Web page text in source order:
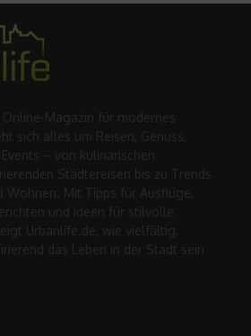
Magazin für modernes
sich alles um Reisen, Genuss,
– von kulinarischen
Städtereisen bis zu Trends
Wohnen. Mit Tipps für Ausflüge,
und Ideen für stilvolle
Urbanlife.de, wie vielfältig,
das Leben in der Stadt sein